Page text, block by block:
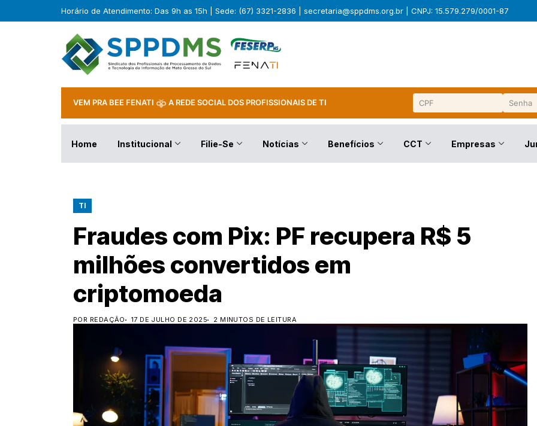
Horário de Atendimento: Das 9h as 15h | Sede: (67) 3321-2836 | secretaria@sppdms.org.br | CNPJ: 15.579.279/0001-87
VEM PRA BEE FENATI A REDE SOCIAL DOS PROFISSIONAIS DE TI
Home Institucional Filie-Se Notícias Benefícios CCT Empresas
TI
Fraudes com Pix: PF recupera R$ 5
milhões convertidos em
criptomoeda
POR REDAÇÃO 17 DE JULHO DE 2025 2 MINUTOS DE LEITURA